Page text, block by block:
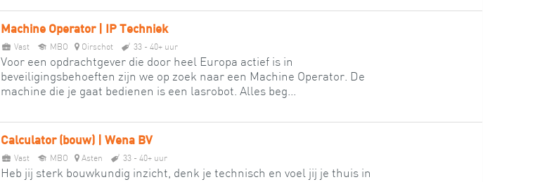
Machine Operator | IP Techniek
Vast MBO Oirschot 33 - 40+ uur
Voor een opdrachtgever die door heel Europa actief is in
beveiligingsbehoeften zijn we op zoek naar een Machine Operator. De
machine die je gaat bedienen is een lasrobot. Alles beg...
Calculator (bouw) | Wena BV
Vast MBO Asten 33 - 40+ uur
Heb jij sterk bouwkundig inzicht, denk je technisch en voel jij je thuis in